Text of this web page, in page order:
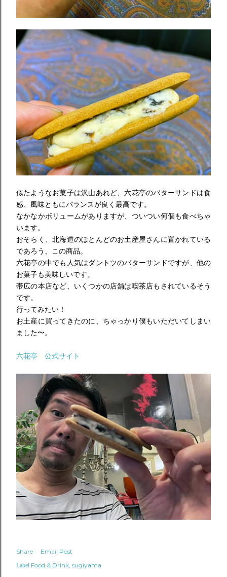
似たようなお菓子は沢山あれど、六花亭のバターサンドは食
感、風味ともにバランスが良く最高です。
なかなかボリュームがありますが、ついつい何個も食べちゃ
います。
おそらく、北海道のほとんどのお土産屋さんに置かれている
であろう、この商品。
六花亭の中でも人気はダントツのバターサンドですが、他の
お菓子も美味しいです。
帯広の本店など、いくつかの店舗は喫茶店もされているそう
です。
行ってみたい！
お土産に買ってきたのに、ちゃっかり僕もいただいてしまい
ました〜。
六花亭 公式サイト
Share Email Post
Label Food & Drink sugiyama